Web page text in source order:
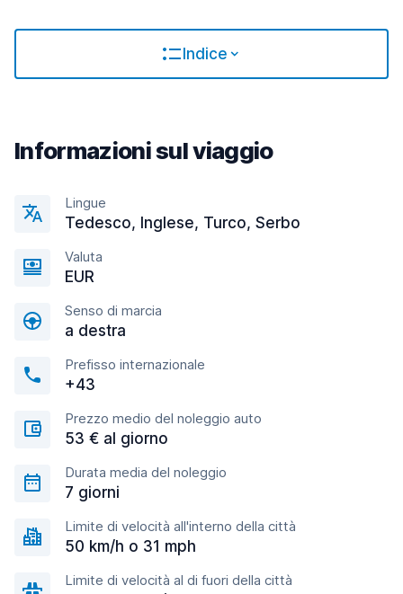
Indice
Informazioni sul viaggio
Lingue
Tedesco, Inglese, Turco, Serbo
Valuta
EUR
Senso di marcia
a destra
Prefisso internazionale
+43
Prezzo medio del noleggio auto
53 € al giorno
Durata media del noleggio
7 giorni
Limite di velocità all'interno della città
50 km/h o 31 mph
Limite di velocità al di fuori della città